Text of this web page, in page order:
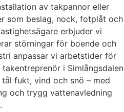
av takpannor eller
som beslag, nock, fotplåt och
erbjuder vi
störningar för boende och
anpassar vi arbetstider för
i Simlångsdalen
fukt, vind och snö – med
och trygg vattenavledning